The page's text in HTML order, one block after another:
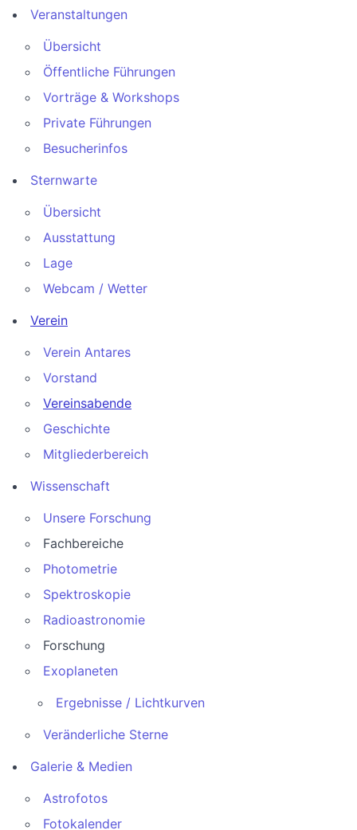
Veranstaltungen
Übersicht
Öffentliche Führungen
Vorträge & Workshops
Private Führungen
Besucherinfos
Sternwarte
Übersicht
Ausstattung
Lage
Webcam / Wetter
Verein
Verein Antares
Vorstand
Vereinsabende
Geschichte
Mitgliederbereich
Wissenschaft
Unsere Forschung
Fachbereiche
Photometrie
Spektroskopie
Radioastronomie
Forschung
Exoplaneten
Ergebnisse / Lichtkurven
Veränderliche Sterne
Galerie & Medien
Astrofotos
Fotokalender